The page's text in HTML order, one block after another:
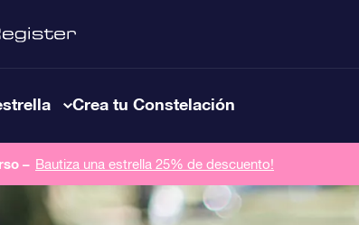
Crea tu Constelación
– Bautiza una estrella 25% de descuento!